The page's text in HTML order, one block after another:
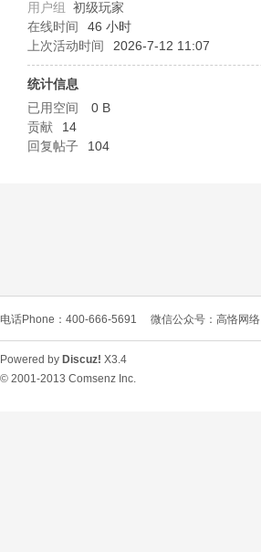
L
用户组 初级玩家
在线时间
46 小时
上次活动时间
2026-7-12 11:07
统计信息
已用空间
0 B
贡献
14
回复帖子
104
电话Phone：400-666-5691 微信公众号：高恪网络
Powered by Discuz! X3.4
© 2001-2013 Comsenz Inc.